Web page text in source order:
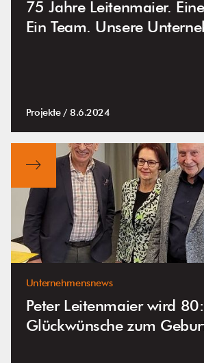
75 Jahre Leitenmaier.
Ein Team. Unsere
Projekte / 8.6.2024
Unternehmensnews
Peter Leitenmaier wird
Glückwünsche zum